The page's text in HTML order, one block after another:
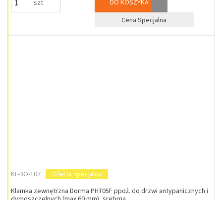
szt
DO KOSZYKA
Cena Specjalna
KL-DO-107
Oferta specjalna
Klamka zewnętrzna Dorma PHT05F ppoż. do drzwi antypanicznych i